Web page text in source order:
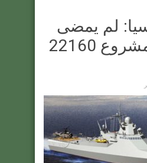
لم يمضى
عقد سفن مشروع 22160